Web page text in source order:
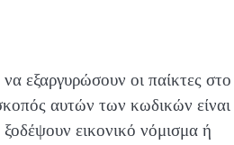
εξαργυρώσουν οι παίκτες στο
αυτών των κωδικών
εικονικό νόμισμα ή